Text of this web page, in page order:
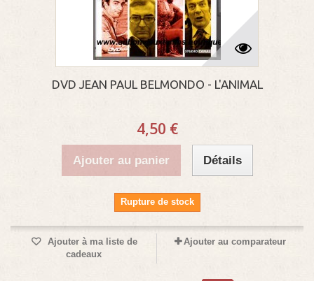
DVD JEAN PAUL BELMONDO - L'ANIMAL
4,50 €
Ajouter au panier Détails
Rupture de stock
Ajouter à ma liste de
cadeaux
Ajouter au comparateur